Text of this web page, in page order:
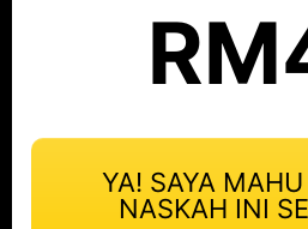
YA! SAYA
NASKAH INI